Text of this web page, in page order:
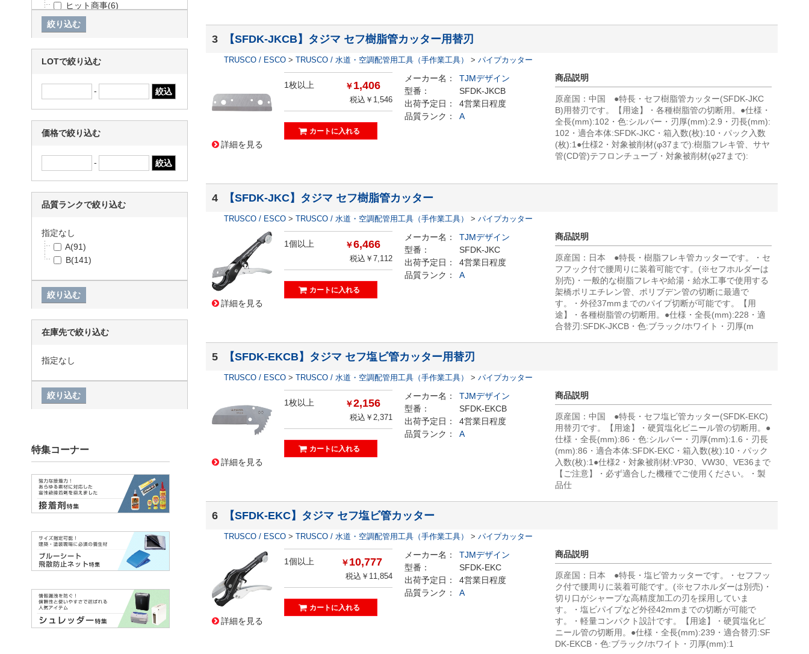
3 【SFDK-JKCB】タジマ セフ樹脂管カッター用替刃
TRUSCO / ESCO > TRUSCO / 水道・空調配管用工具（手作業工具） > パイプカッター
詳細を見る
1枚以上 ￥1,406
税込￥1,546
メーカー名：
TJMデザイン
型番：
SFDK-JKCB
出荷予定日：
4営業日程度
品質ランク：
A
商品説明
原産国：中国 ●特長・セフ樹脂管カッター(SFDK-JKC
B)用替刃です。【用途】・各種樹脂管の切断用。●仕様・
全長(mm):102・色:シルバー・刃厚(mm):2.9・刃長(mm):
102・適合本体:SFDK-JKC・箱入数(枚):10・パック入数
(枚):1●仕様2・対象被削材(φ37まで):樹脂フレキ管、サヤ
管(CD管)テフロンチューブ・対象被削材(φ27まで):
4 【SFDK-JKC】タジマ セフ樹脂管カッター
TRUSCO / ESCO > TRUSCO / 水道・空調配管用工具（手作業工具） > パイプカッター
詳細を見る
1個以上 ￥6,466
税込￥7,112
メーカー名：
TJMデザイン
型番：
SFDK-JKC
出荷予定日：
4営業日程度
品質ランク：
A
商品説明
原産国：日本 ●特長・樹脂フレキ管カッターです。・セ
フフック付で腰周りに装着可能です。(※セフホルダーは
別売)・一般的な樹脂フレキや給湯・給水工事で使用する
架橋ポリエチレン管、ポリブデン管の切断に最適で
す。・外径37mmまでのパイプ切断が可能です。【用
途】・各種樹脂管の切断用。●仕様・全長(mm):228・適
合替刃:SFDK-JKCB・色:ブラック/ホワイト・刃厚(m
5 【SFDK-EKCB】タジマ セフ塩ビ管カッター用替刃
TRUSCO / ESCO > TRUSCO / 水道・空調配管用工具（手作業工具） > パイプカッター
詳細を見る
1枚以上 ￥2,156
税込￥2,371
メーカー名：
TJMデザイン
型番：
SFDK-EKCB
出荷予定日：
4営業日程度
品質ランク：
A
商品説明
原産国：中国 ●特長・セフ塩ビ管カッター(SFDK-EKC)
用替刃です。【用途】・硬質塩化ビニール管の切断用。●
仕様・全長(mm):86・色:シルバー・刃厚(mm):1.6・刃長
(mm):86・適合本体:SFDK-EKC・箱入数(枚):10・パック
入数(枚):1●仕様2・対象被削材:VP30、VW30、VE36まで
【ご注意】・必ず適合した機種でご使用ください。・製
品仕
6 【SFDK-EKC】タジマ セフ塩ビ管カッター
TRUSCO / ESCO > TRUSCO / 水道・空調配管用工具（手作業工具） > パイプカッター
詳細を見る
1個以上 ￥10,777
税込￥11,854
メーカー名：
TJMデザイン
型番：
SFDK-EKC
出荷予定日：
4営業日程度
品質ランク：
A
商品説明
原産国：日本 ●特長・塩ビ管カッターです。・セフフッ
ク付で腰周りに装着可能です。(※セフホルダーは別売)・
切り口がシャープな高精度加工の刃を採用していま
す。・塩ビパイプなど外径42mmまでの切断が可能で
す。・軽量コンパクト設計です。【用途】・硬質塩化ビ
ニール管の切断用。●仕様・全長(mm):239・適合替刃:SF
DK-EKCB・色:ブラック/ホワイト・刃厚(mm):1
ヒット商事(6)
ミルウォーキーツール・ジャ
パン(5)
トラスコ(3)
水戸工機(2)
カクダイ(1)
LOTで絞り込む
-
価格で絞り込む
-
品質ランクで絞り込む
指定なし
A(91)
B(141)
在庫先で絞り込む
指定なし